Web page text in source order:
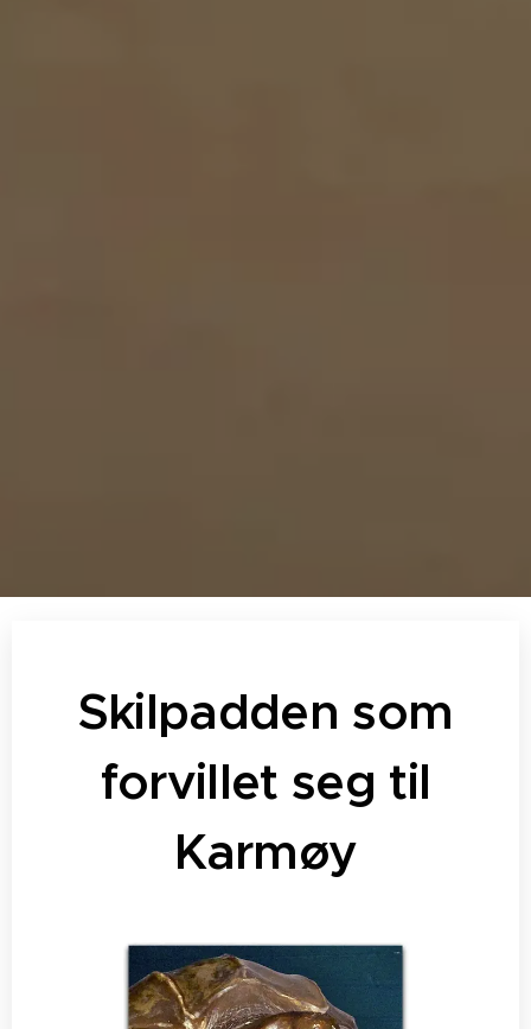
Skilpadden som
forvillet seg til
Karmøy